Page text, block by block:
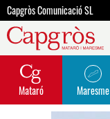
Capgròs Comunicació SL
Mataró Maresme